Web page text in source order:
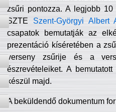
zsűri pontozza. A legjobb
SZTE Szent-Györgyi Albert
csapatok bemutatják az
prezentáció kíséretében a
verseny zsűrije és a
észrevételeiket. A
készül majd.
A beküldendő dokumentum